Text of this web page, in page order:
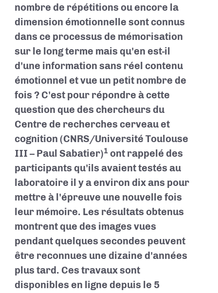
nombre de répétitions ou encore la
dimension émotionnelle sont connus
dans ce processus de mémorisation
sur le long terme mais qu'en est-il
d'une information sans réel contenu
émotionnel et vue un petit nombre de
fois ? C'est pour répondre à cette
question que des chercheurs du
Centre de recherches cerveau et
cognition (CNRS/Université Toulouse
III – Paul Sabatier)1 ont rappelé des
participants qu'ils avaient testés au
laboratoire il y a environ dix ans pour
mettre à l'épreuve une nouvelle fois
leur mémoire. Les résultats obtenus
montrent que des images vues
pendant quelques secondes peuvent
être reconnues une dizaine d'années
plus tard. Ces travaux sont
disponibles en ligne depuis le 5